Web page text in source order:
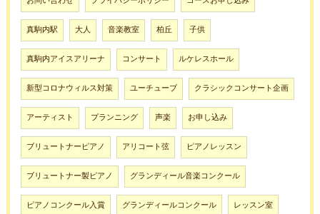
真駒内駅 大人 音楽教室 柏丘 子供
真駒内アイスアリーナ コンサート ルケレスホール
新型コロナウィルス対策 ユーチューブ クラシックコンサート企画
アーティスト プランニング 声楽 お申し込み
ブリュートナーピアノ アリコート弦 ピアノレッスン
ブリュートナー製ピアノ グランディール音楽コンクール
ピアノコンクール入賞 グランディールコンクール レッスン室